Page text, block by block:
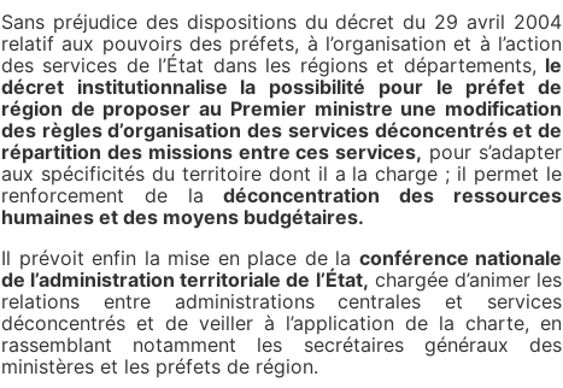
Sans préjudice des dispositions du décret du 29 avril 2004
relatif aux pouvoirs des préfets, à l’organisation et à l’action
des services de l’État dans les régions et départements, le
décret institutionnalise la possibilité pour le préfet de
région de proposer au Premier ministre une modification
des règles d’organisation des services déconcentrés et de
répartition des missions entre ces services, pour s’adapter
aux spécificités du territoire dont il a la charge ; il permet le
renforcement de ladéconcentration des ressources
humaines et des moyens budgétaires.
Il prévoit enfin la mise en place de la conférence nationale
de l’administration territoriale de l’État, chargée d’animer les
relations entre administrations centrales et services
déconcentrés et de veiller à l’application de la charte, en
rassemblant notamment les secrétaires généraux des
ministères et les préfets de région.